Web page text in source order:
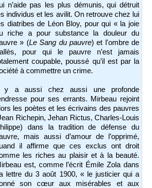
n’aide pas les plus démunis, qui détruit
individus et les avilit. On retrouve chez lui
diatribes de Léon Bloy, pour qui « la joie
riche a pour substance la douleur du
» (Le Sang du pauvre) et l'ombre de
pour qui le pauvre n’est jamais
coupable, poussé qu’il est par la
à commettre un crime.
y a aussi chez aussi une profonde
pour ses errants. Mirbeau rejoint
les poètes et les écrivains des pauvres
Richepin, Jehan Rictus, Charles-Louis
dans la tradition de défense du
mais aussi d’amour de l’opprimé,
il affirme que ces exclus ont droit
les riches au plaisir et à la beauté.
est, comme l’écrit Émile Zola dans
lettre du 3 août 1900, « le justicier qui a
son cœur aux misérables et aux